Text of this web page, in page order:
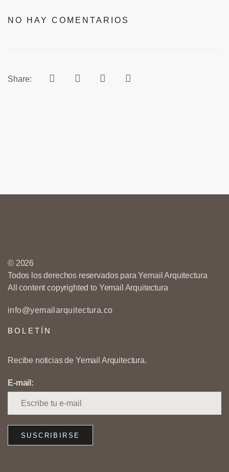
NO HAY COMENTARIOS
Share:
© 2026
Todos los derechos reservados para Yemail Arquitectura
All content copyrighted to Yemail Arquitectura
info@yemailarquitectura.co
BOLETÍN
Recibe noticias de Yemail Arquitectura.
E-mail: